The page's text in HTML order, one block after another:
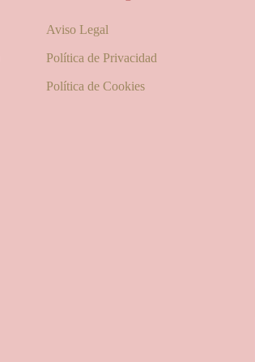
Aviso Legal
Política de Privacidad
Política de Cookies